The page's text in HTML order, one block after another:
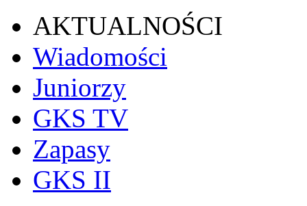
AKTUALNOŚCI
Wiadomości
Juniorzy
GKS TV
Zapasy
GKS II